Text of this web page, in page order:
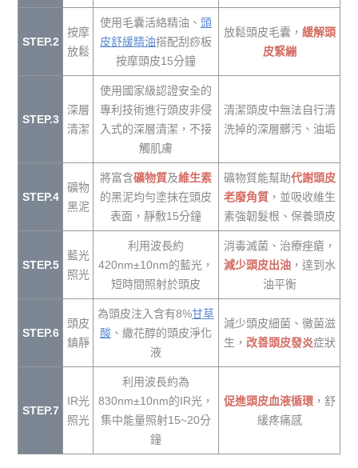
STEP.2
按摩
放鬆
使用毛囊活絡精油、 頭
皮舒緩精油搭配刮痧板
按摩頭皮15分鐘
放鬆頭皮毛囊， 緩解頭
皮緊繃
STEP.3
深層
清潔
使用國家級認證安全的
專利技術進行頭皮非侵
入式的深層清潔，不接
觸肌膚
清潔頭皮中無法自行清
洗掉的深層髒污、油垢
STEP.4
礦物
黑泥
將富含礦物質及維生素
的黑泥均勻塗抹在頭皮
表面，靜敷15分鐘
礦物質能幫助代謝頭皮
老廢角質，並吸收維生
素強韌髮根、保養頭皮
STEP.5
藍光
照光
利用波長約
420nm±10nm的藍光，
短時間照射於頭皮
消毒滅菌、治療痤瘡，
減少頭皮出油，達到水
油平衡
STEP.6
頭皮
鎮靜
為頭皮注入含有8%甘草
酸 、繖花醇的頭皮淨化
液
減少頭皮細菌、黴菌滋
生， 改善頭皮發炎症狀
STEP.7
IR光
照光
利用波長約為
830nm±10nm的IR光，
集中能量照射15~20分
鐘
促進頭皮血液循環，舒
緩疼痛感